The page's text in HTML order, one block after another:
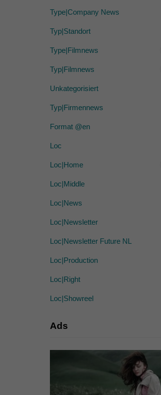
Type|Company News
Typ|Standort
Type|Filmnews
Typ|Filmnews
Unkategorisiert
Typ|Firmennews
Format @en
Loc
Loc|Home
Loc|Middle
Loc|News
Loc|Newsletter
Loc|Newsletter Future NL
Loc|Production
Loc|Right
Loc|Showreel
Ads